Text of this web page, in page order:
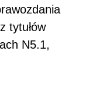
tytułów
N5.1,